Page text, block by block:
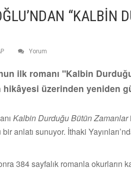
“KALBİN
Yorum
ilk romanı "Kalbin
hikâyesi üzerinden yeniden
Kalbin Durduğu Bütün Zamanlar
anlatı sunuyor. İthaki
384 sayfalık romanla okurların